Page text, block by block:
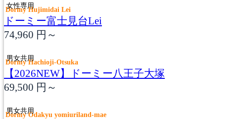
女性専用
Dormy Hujimidai Lei
ドーミー富士見台Lei
74,960 円～
男女共用
Dormy Hachioji-Otsuka
【2026NEW】ドーミー八王子大塚
69,500 円～
男女共用
Dormy Odakyu yomiuriland-mae